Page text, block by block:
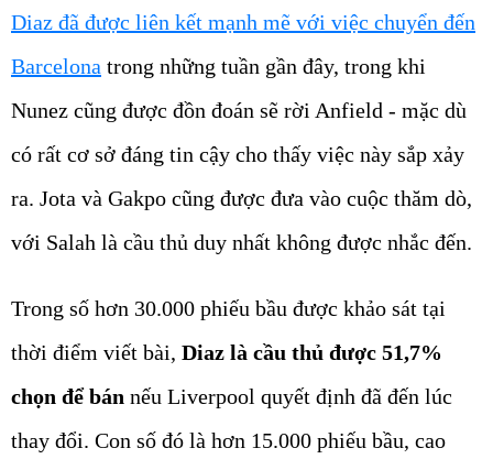
Diaz đã được liên kết mạnh mẽ với việc chuyển đến
Barcelona trong những tuần gần đây, trong khi
Nunez cũng được đồn đoán sẽ rời Anfield - mặc dù
có rất cơ sở đáng tin cậy cho thấy việc này sắp xảy
ra. Jota và Gakpo cũng được đưa vào cuộc thăm dò,
với Salah là cầu thủ duy nhất không được nhắc đến.
Trong số hơn 30.000 phiếu bầu được khảo sát tại
thời điểm viết bài, Diaz là cầu thủ được 51,7%
chọn để bán nếu Liverpool quyết định đã đến lúc
thay đổi. Con số đó là hơn 15.000 phiếu bầu, cao